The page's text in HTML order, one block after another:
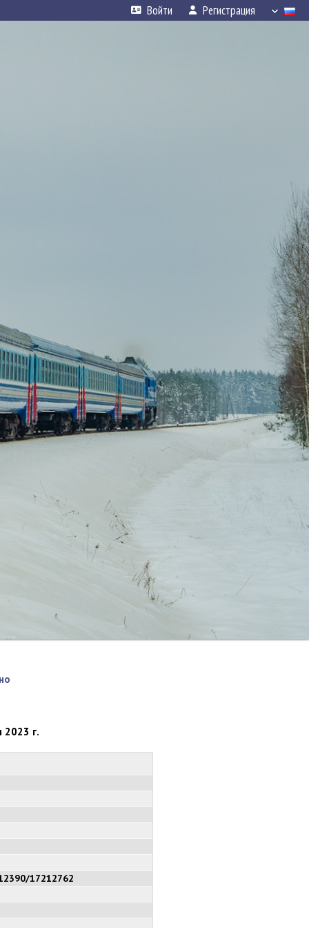
Войти Регистрация
2023 г.
17212762